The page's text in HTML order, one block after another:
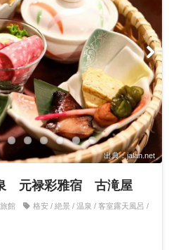
出典：jalan.net
元禄彩雅宿 古滝屋
旅館 格安 / 絶景 / 温泉 / 客室露天風呂 /